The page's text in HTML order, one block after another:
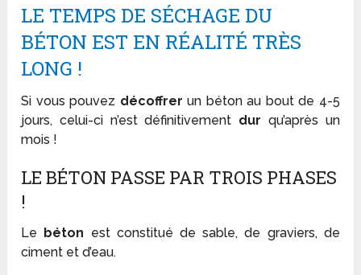
LE TEMPS DE SÉCHAGE DU
BÉTON EST EN RÉALITÉ TRÈS
LONG !
Si vous pouvez décoffrer un béton au bout de 4-5
jours, celui-ci n’est définitivement dur qu’après un
mois !
LE BÉTON PASSE PAR TROIS PHASES
!
Le béton est constitué de sable, de graviers, de
ciment et d’eau.